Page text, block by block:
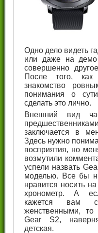
Одно дело видеть
или даже на демо
совершенно
После того, как
знакомство
понимания о
сделать это лично.
Внешний вид
заключается в
Здесь нужно
восприятия, но
возмутили
успели назвать
моделью. Все бы
нравится носить
хронометр. А
кажется вам
женственными,
Gear S2,
детская.